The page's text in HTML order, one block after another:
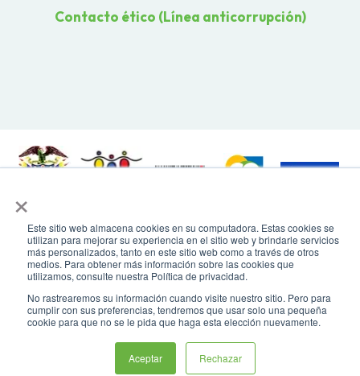
×
Este sitio web almacena cookies en su computadora. Estas cookies se
utilizan para mejorar su experiencia en el sitio web y brindarle servicios
más personalizados, tanto en este sitio web como a través de otros
medios. Para obtener más información sobre las cookies que
utilizamos, consulte nuestra Política de privacidad.
No rastrearemos su información cuando visite nuestro sitio. Pero para
cumplir con sus preferencias, tendremos que usar solo una pequeña
cookie para que no se le pida que haga esta elección nuevamente.
Aceptar Rechazar
Asistente virtual
Contacto ético (Línea anticorrupción)
pantalla de 1024 x 768. Para mayor compatibilidad, utilizar microsoft
Edge, Google Chrome o Mozilla Firefox